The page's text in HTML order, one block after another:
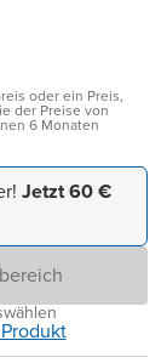
oder ein Preis,
der Preise von
6 Monaten
Jetzt 60 €